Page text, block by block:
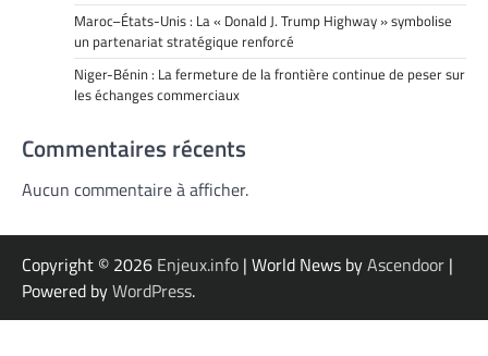
Maroc–États-Unis : La « Donald J. Trump Highway » symbolise
un partenariat stratégique renforcé
Niger-Bénin : La fermeture de la frontière continue de peser sur
les échanges commerciaux
Commentaires récents
Aucun commentaire à afficher.
Copyright © 2026 Enjeux.info | World News byAscendoor |
Powered byWordPress.